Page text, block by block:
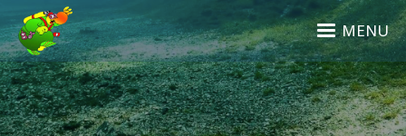
Aller
au
contenu
principal
MENU